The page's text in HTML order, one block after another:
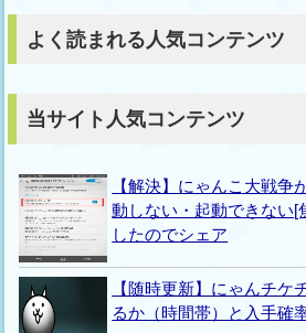
よく読まれる人気コンテンツ
当サイト人気コンテンツ
【解決】にゃんこ大戦争
動しない・起動できな
したのでシェア
【随時更新】にゃんチ
るか（時間帯）と入手確